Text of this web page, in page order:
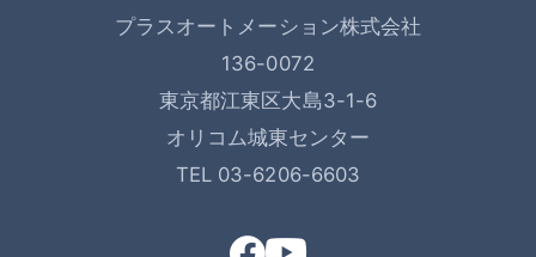
プラスオートメーション株式会社
136-0072
東京都江東区大島3-1-6
オリコム城東センター
TEL 03-6206-6603